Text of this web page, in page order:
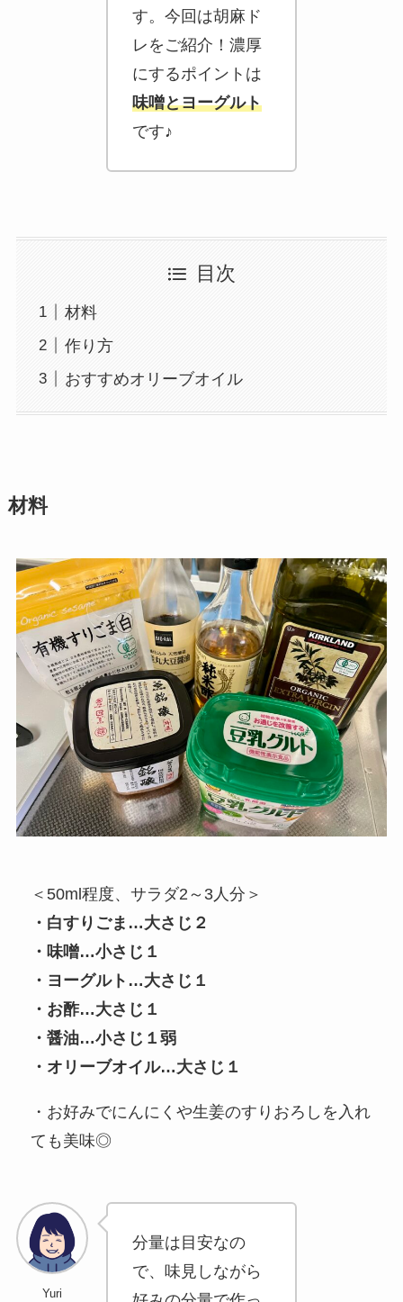
す。今回は胡麻ド
レをご紹介！濃厚
にするポイントは
味噌とヨーグルト
です♪
目次
材料
作り方
おすすめオリーブオイル
材料
＜50ml程度、サラダ2～3人分＞
・白すりごま…大さじ２
・味噌…小さじ１
・ヨーグルト…大さじ１
・お酢…大さじ１
・醤油…小さじ１弱
・オリーブオイル…大さじ１
・お好みでにんにくや生姜のすりおろしを入れ
ても美味◎
Yuri
分量は目安なの
で、味見しながら